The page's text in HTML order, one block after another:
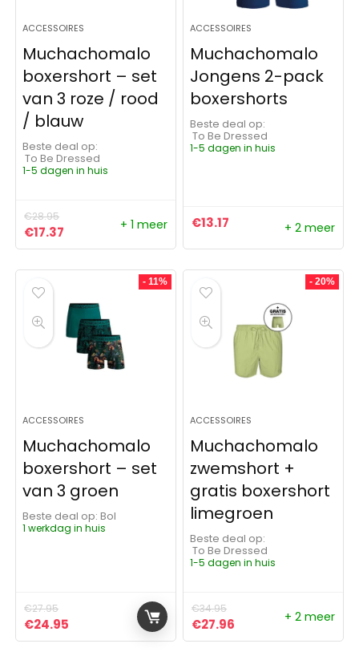
ACCESSOIRES
Muchachomalo
boxershort – set
van 3 roze / rood
/ blauw
Beste deal op:
To Be Dressed
1-5 dagen in huis
€28.95
Oorspronkelijke prijs was: €28.95.
€17.37 Huidige prijs is: €17.37.
+ 1 meer
ACCESSOIRES
Muchachomalo
Jongens 2-pack
boxershorts
Beste deal op:
To Be Dressed
1-5 dagen in huis
€13.17 + 2 meer
- 11%
ACCESSOIRES
Muchachomalo
boxershort – set
van 3 groen
Beste deal op:
Bol
1 werkdag in huis
€27.95
Oorspronkelijke prijs was: €27.95.
€24.95 Huidige prijs is: €24.95.
- 20%
ACCESSOIRES
Muchachomalo
zwemshort +
gratis boxershort
limegroen
Beste deal op:
To Be Dressed
1-5 dagen in huis
€34.95
Oorspronkelijke prijs
€27.96 Huidige prijs is:
+ 2 meer